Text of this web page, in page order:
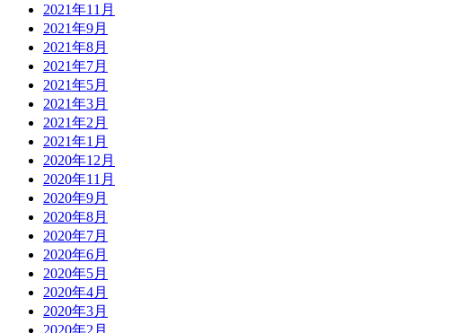
2021年11月
2021年9月
2021年8月
2021年7月
2021年5月
2021年3月
2021年2月
2021年1月
2020年12月
2020年11月
2020年9月
2020年8月
2020年7月
2020年6月
2020年5月
2020年4月
2020年3月
2020年2月